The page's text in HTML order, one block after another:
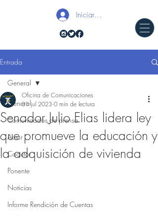
Iniciar sesión
Entrada
General
Comunicados de prensa
Autor
Coautor
Ponente
Noticias
Informe Rendición de Cuentas
General
Senador Julio Elias lidera ley
que promueve la educación y
la adquisición de vivienda
Oficina de Comunicaciones
31 jul 2023 0 min de lectura